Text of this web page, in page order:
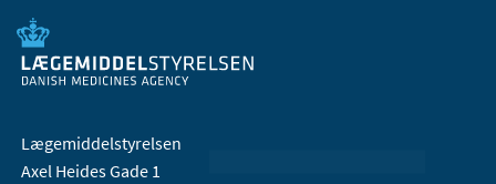
Lægemiddelstyrelsen
Axel Heides Gade 1